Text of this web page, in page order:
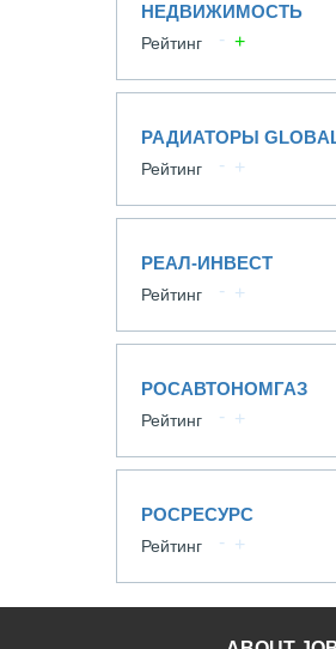
НЕДВИЖИМОСТЬ
Рейтинг
РАДИАТОРЫ
Рейтинг
РЕАЛ-ИНВЕСТ
Рейтинг
РОСАВТОНОМГАЗ
Рейтинг
РОСРЕСУРС
Рейтинг